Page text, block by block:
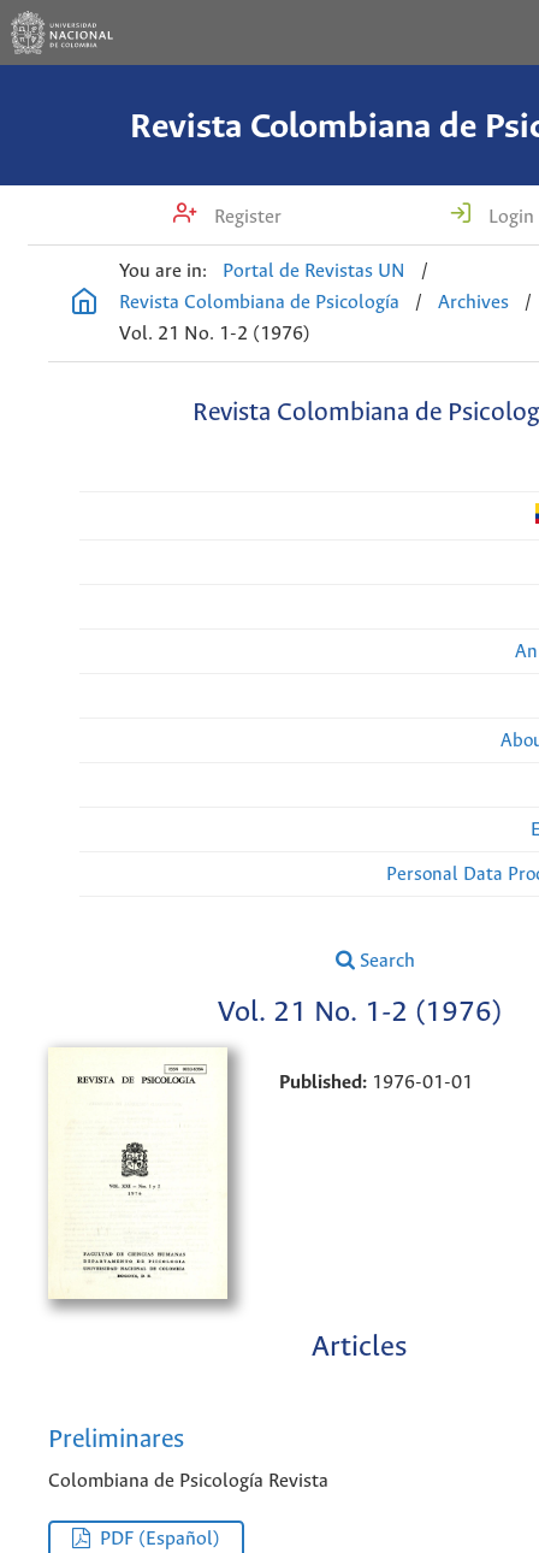
Revista Colombiana de
Register Login
You are in: Portal de Revistas UN
/
Revista Colombiana de Psicología
/ Archives
/
Vol. 21 No. 1-2 (1976)
Revista Colombiana de
Personal Data
Search
Vol. 21 No. 1-2 (1976)
Published: 1976-01-01
Articles
Preliminares
Colombiana de Psicología Revista
PDF (Español)